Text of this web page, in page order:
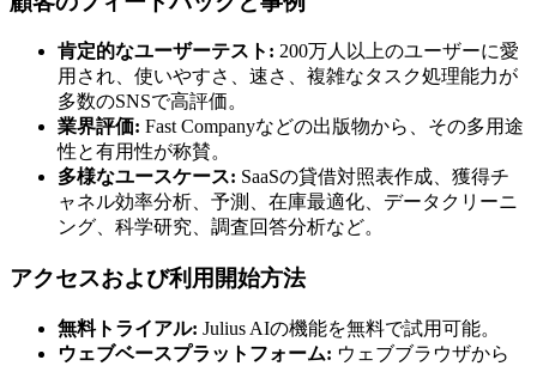
肯定的なユーザーテスト: 200万人以上のユーザーに愛
用され、使いやすさ、速さ、複雑なタスク処理能力が
多数のSNSで高評価。
業界評価: Fast Companyなどの出版物から、その多用途
性と有用性が称賛。
多様なユースケース: SaaSの貸借対照表作成、獲得チ
ャネル効率分析、予測、在庫最適化、データクリーニ
ング、科学研究、調査回答分析など。
アクセスおよび利用開始方法
無料トライアル: Julius AIの機能を無料で試用可能。
ウェブベースプラットフォーム: ウェブブラウザから